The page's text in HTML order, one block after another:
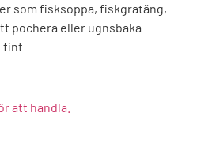
som fisksoppa, fiskgratäng,
pochera eller ugnsbaka
fint
att handla.